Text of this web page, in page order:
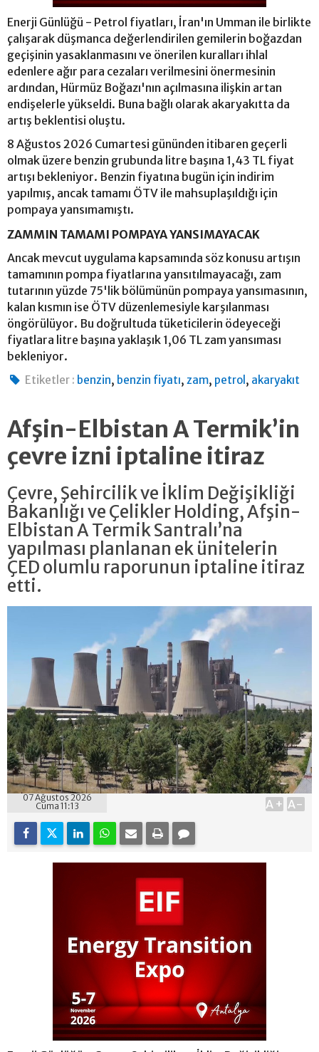
Enerji Günlüğü - Petrol fiyatları, İran'ın Umman ile birlikte
çalışarak düşmanca değerlendirilen gemilerin boğazdan
geçişinin yasaklanmasını ve önerilen kuralları ihlal
edenlere ağır para cezaları verilmesini önermesinin
ardından, Hürmüz Boğazı'nın açılmasına ilişkin artan
endişelerle yükseldi. Buna bağlı olarak akaryakıtta da
artış beklentisi oluştu.
8 Ağustos 2026 Cumartesi gününden itibaren geçerli
olmak üzere benzin grubunda litre başına 1,43 TL fiyat
artışı bekleniyor. Benzin fiyatına bugün için indirim
yapılmış, ancak tamamı ÖTV ile mahsuplaşıldığı için
pompaya yansımamıştı.
ZAMMIN TAMAMI POMPAYA YANSIMAYACAK
Ancak mevcut uygulama kapsamında söz konusu artışın
tamamının pompa fiyatlarına yansıtılmayacağı, zam
tutarının yüzde 75'lik bölümünün pompaya yansımasının,
kalan kısmın ise ÖTV düzenlemesiyle karşılanması
öngörülüyor. Bu doğrultuda tüketicilerin ödeyeceği
fiyatlara litre başına yaklaşık 1,06 TL zam yansıması
bekleniyor.
Etiketler : benzin, benzin fiyatı, zam, petrol , akaryakıt
Afşin-Elbistan A Termik’in
çevre izni iptaline itiraz
Çevre, Şehircilik ve İklim Değişikliği
Bakanlığı ve Çelikler Holding, Afşin-
Elbistan A Termik Santralı’na
yapılması planlanan ek ünitelerin
ÇED olumlu raporunun iptaline itiraz
etti.
07 Ağustos 2026
Cuma 11:13
A+ A-